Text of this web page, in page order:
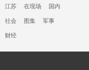
江苏 在现场 国内
社会 图集 军事
财经